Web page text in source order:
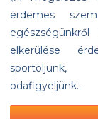
érdemes
elkerülése
sportoljunk,
odafigyeljünk…